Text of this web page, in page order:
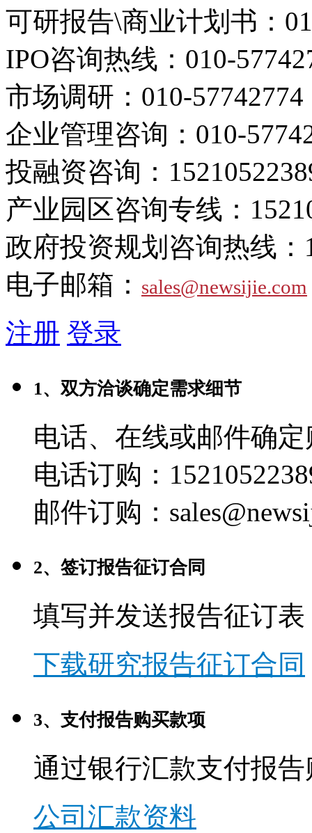
可研报告\商业计划书：
IPO咨询热线： 010-
市场调研： 010-57742774
企业管理咨询： 010-
投融资咨询：
产业园区咨询专线：
政府投资规划咨询热线：
电子邮箱： sales@newsijie.com
注册 登录
1、双方洽谈确定需求细节
电话、在线或邮件确
电话订购：
邮件订购：
2、签订报告征订合同
填写并发送报告征订表
下载研究报告征订合同
3、支付报告购买款项
通过银行汇款支付报
公司汇款资料